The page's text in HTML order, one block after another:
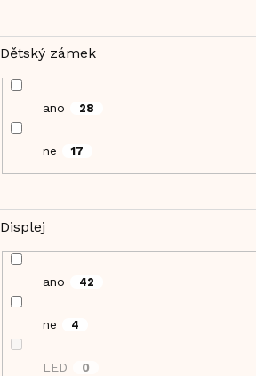
Dětský zámek
ano 28
ne 17
Displej
ano 42
ne 4
LED 0